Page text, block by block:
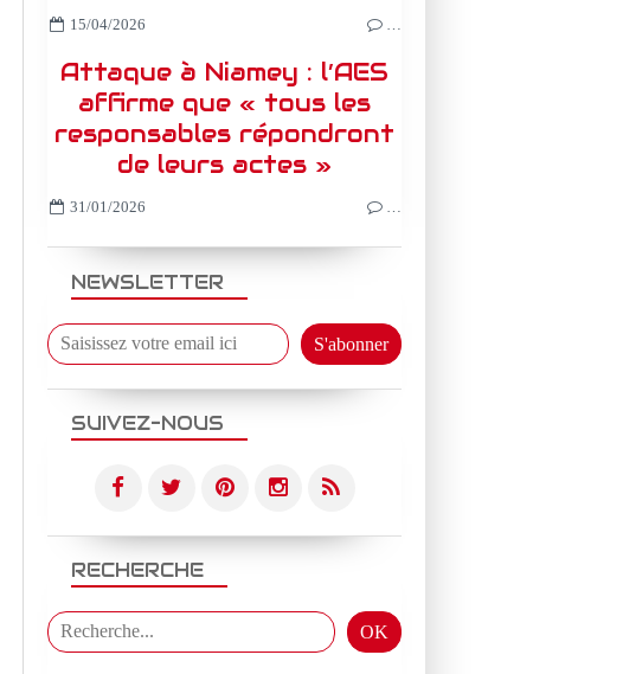
NEWSLETTER
SUIVEZ-NOUS
RECHERCHE
15/04/2026 …
Attaque à Niamey : l’AES
affirme que « tous les
responsables répondront
de leurs actes »
31/01/2026 …